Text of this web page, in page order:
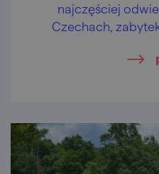
najczęściej
Czechach,